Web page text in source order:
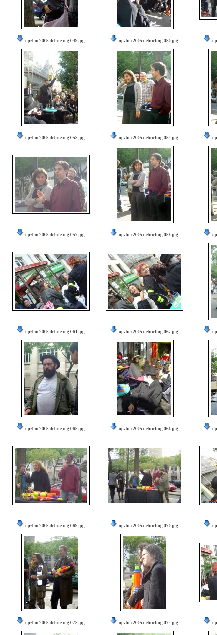
npvbm 2005 debriefing 049.jpg npvbm 2005 debriefing 050.jpg
npvbm 2005 debriefing 053.jpg npvbm 2005 debriefing 054.jpg
npvbm 2005 debriefing 057.jpg npvbm 2005 debriefing 058.jpg
npvbm 2005 debriefing 061.jpg npvbm 2005 debriefing 062.jpg
npvbm 2005 debriefing 065.jpg npvbm 2005 debriefing 066.jpg
npvbm 2005 debriefing 069.jpg npvbm 2005 debriefing 070.jpg
npvbm 2005 debriefing 073.jpg npvbm 2005 debriefing 074.jpg